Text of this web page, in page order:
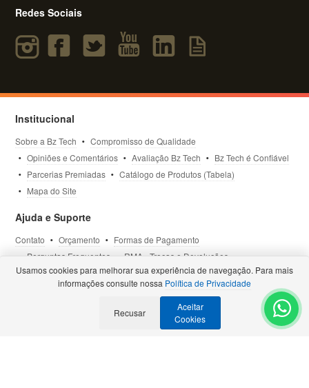
Redes Sociais
Institucional
Sobre a Bz Tech
Compromisso de Qualidade
Opiniões e Comentários
Avaliação Bz Tech
Bz Tech é Confiável
Parcerias Premiadas
Catálogo de Produtos (Tabela)
Mapa do Site
Ajuda e Suporte
Contato Orçamento
Formas de Pagamento
Perguntas Frequentes
RMA - Trocas e Devoluções
Política de Privacidade
Termos de Uso Site Seguro
Selos e Certificações- Veja todas as Parcerias Premiadas
Usamos cookies para melhorar sua experiência de navegação. Para mais
informações consulte nossa Política de Privacidade
Recusar
Aceitar
Cookies